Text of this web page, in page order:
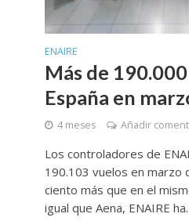
ENAIRE
Más de
España en
4 meses Añadir
Los controladores de
190.103 vuelos en marzo
ciento más que en el
igual que Aena, ENAIRE